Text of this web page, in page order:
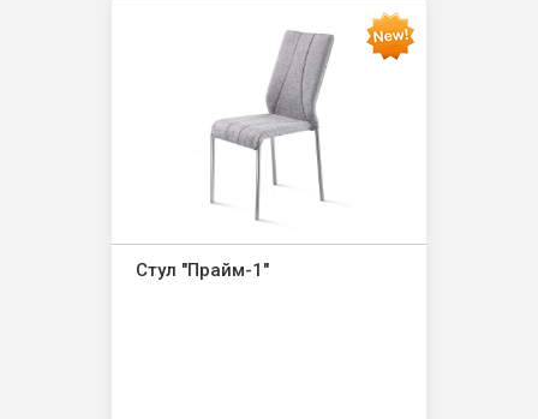
Стул "Прайм-1"